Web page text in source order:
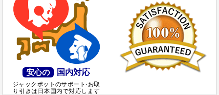
安心の 国内対応
ジャックポットのサポート·お取
り引きは日本国内で対応します